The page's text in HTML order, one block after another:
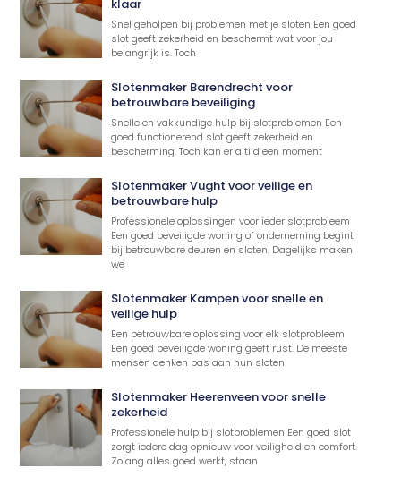
klaar
Snel geholpen bij problemen met je sloten Een goed
slot geeft zekerheid en beschermt wat voor jou
belangrijk is. Toch
Slotenmaker Barendrecht voor
betrouwbare beveiliging
Snelle en vakkundige hulp bij slotproblemen Een
goed functionerend slot geeft zekerheid en
bescherming. Toch kan er altijd een moment
Slotenmaker Vught voor veilige en
betrouwbare hulp
Professionele oplossingen voor ieder slotprobleem
Een goed beveiligde woning of onderneming begint
bij betrouwbare deuren en sloten. Dagelijks maken
we
Slotenmaker Kampen voor snelle en
veilige hulp
Een betrouwbare oplossing voor elk slotprobleem
Een goed beveiligde woning geeft rust. De meeste
mensen denken pas aan hun sloten
Slotenmaker Heerenveen voor snelle
zekerheid
Professionele hulp bij slotproblemen Een goed slot
zorgt iedere dag opnieuw voor veiligheid en comfort.
Zolang alles goed werkt, staan